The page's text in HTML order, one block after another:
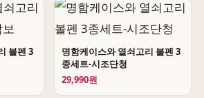
볼펜 3
명함케이스와 열쇠고리 볼펜 3
종세트-시조단청
29,990원